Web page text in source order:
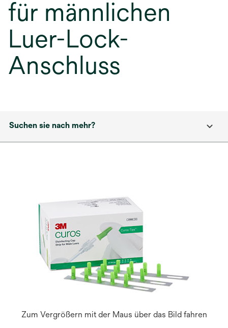
für männlichen
Luer-Lock-
Anschluss
Suchen sie nach mehr?
Zum Vergrößern mit der Maus über das Bild fahren